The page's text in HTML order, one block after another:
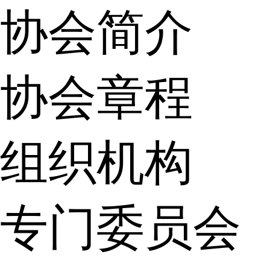
协会简介
协会章程
组织机构
专门委员会